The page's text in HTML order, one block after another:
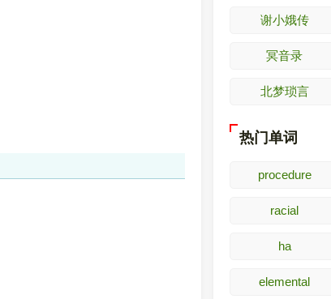
谢小娥传
冥音录
北梦琐言
热门单词
procedure
racial
ha
elemental